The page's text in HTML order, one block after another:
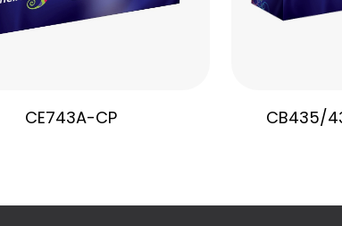
CE743A-CP CB435/